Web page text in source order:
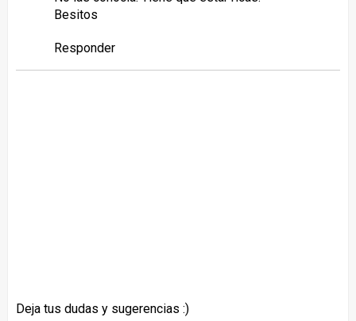
Besitos
Responder
Deja tus dudas y sugerencias :)